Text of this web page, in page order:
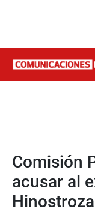
Comisión
acusar al
Hinostroza